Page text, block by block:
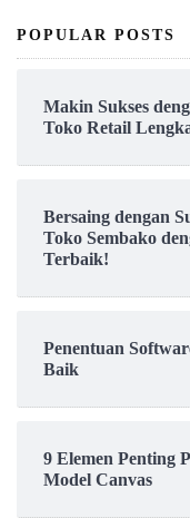
POPULAR POSTS
Makin Sukses
Toko Retail
Bersaing dengan
Toko Sembako
Terbaik!
Penentuan
Baik
9 Elemen Penting
Model Canvas